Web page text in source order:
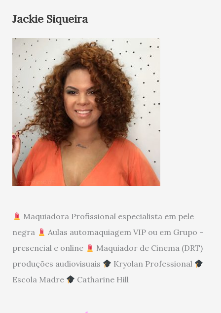
Jackie Siqueira
Maquiadora Profissional especialista em pele
negra
Aulas automaquiagem VIP ou em Grupo -
presencial e online
Maquiador de Cinema (DRT)
produções audiovisuais
Kryolan Professional
Escola Madre
Catharine Hill